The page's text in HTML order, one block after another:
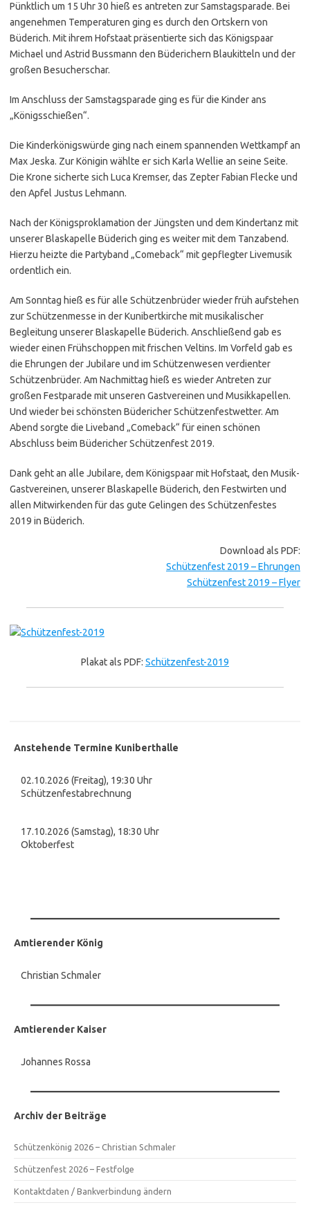
Pünktlich um 15 Uhr 30 hieß es antreten zur Samstagsparade. Bei
angenehmen Temperaturen ging es durch den Ortskern von
Büderich. Mit ihrem Hofstaat präsentierte sich das Königspaar
Michael und Astrid Bussmann den Büderichern Blaukitteln und der
großen Besucherschar.
Im Anschluss der Samstagsparade ging es für die Kinder ans
„Königsschießen“.
Die Kinderkönigswürde ging nach einem spannenden Wettkampf an
Max Jeska. Zur Königin wählte er sich Karla Wellie an seine Seite.
Die Krone sicherte sich Luca Kremser, das Zepter Fabian Flecke und
den Apfel Justus Lehmann.
Nach der Königsproklamation der Jüngsten und dem Kindertanz mit
unserer Blaskapelle Büderich ging es weiter mit dem Tanzabend.
Hierzu heizte die Partyband „Comeback“ mit gepflegter Livemusik
ordentlich ein.
Am Sonntag hieß es für alle Schützenbrüder wieder früh aufstehen
zur Schützenmesse in der Kunibertkirche mit musikalischer
Begleitung unserer Blaskapelle Büderich. Anschließend gab es
wieder einen Frühschoppen mit frischen Veltins. Im Vorfeld gab es
die Ehrungen der Jubilare und im Schützenwesen verdienter
Schützenbrüder. Am Nachmittag hieß es wieder Antreten zur
großen Festparade mit unseren Gastvereinen und Musikkapellen.
Und wieder bei schönsten Büdericher Schützenfestwetter. Am
Abend sorgte die Liveband „Comeback“ für einen schönen
Abschluss beim Büdericher Schützenfest 2019.
Dank geht an alle Jubilare, dem Königspaar mit Hofstaat, den Musik-
Gastvereinen, unserer Blaskapelle Büderich, den Festwirten und
allen Mitwirkenden für das gute Gelingen des Schützenfestes
2019 in Büderich.
Download als PDF:
Schützenfest 2019 – Ehrungen
Schützenfest 2019 – Flyer
Plakat als PDF: Schützenfest-2019
Anstehende Termine Kuniberthalle
02.10.2026 (Freitag), 19:30 Uhr
Schützenfestabrechnung
17.10.2026 (Samstag), 18:30 Uhr
Oktoberfest
Amtierender König
Christian Schmaler
Amtierender Kaiser
Johannes Rossa
Archiv der Beiträge
Schützenkönig 2026 – Christian Schmaler
Schützenfest 2026 – Festfolge
Kontaktdaten / Bankverbindung ändern